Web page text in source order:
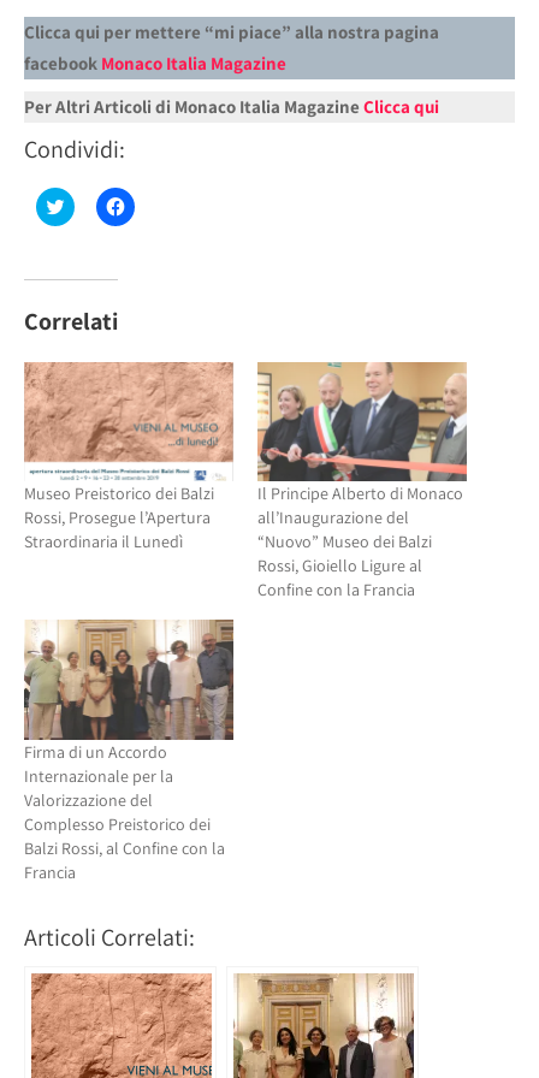
Clicca qui per mettere “mi piace” alla nostra pagina
facebook Monaco Italia Magazine
Per Altri Articoli di Monaco Italia Magazine Clicca qui
Condividi:
Fai
clic
su
(Si
apre
una
nuova
finestra)
Fai
clic
nuova
finestra)
Correlati
Museo Preistorico dei Balzi
Rossi, Prosegue l’Apertura
Straordinaria il Lunedì
Il Principe Alberto di Monaco
all’Inaugurazione del
“Nuovo” Museo dei Balzi
Rossi, Gioiello Ligure al
Confine con la Francia
Firma di un Accordo
Internazionale per la
Valorizzazione del
Complesso Preistorico dei
Balzi Rossi, al Confine con la
Francia
Articoli Correlati: